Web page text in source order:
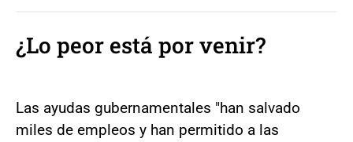
¿Lo peor está por venir?
Las ayudas gubernamentales "han salvado
miles de empleos y han permitido a las